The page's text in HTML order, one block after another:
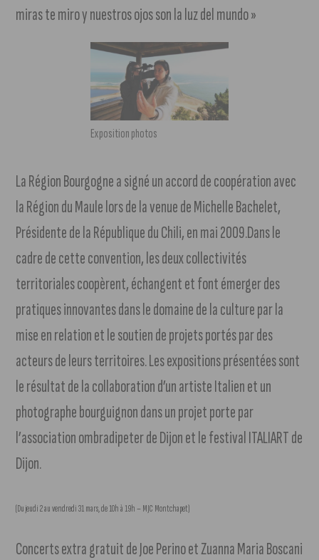
miras te miro y nuestros ojos son la luz del mundo »
Exposition photos
La Région Bourgogne a signé un accord de coopération avec
la Région du Maule lors de la venue de Michelle Bachelet,
Présidente de la République du Chili, en mai 2009.Dans le
cadre de cette convention, les deux collectivités
territoriales coopèrent, échangent et font émerger des
pratiques innovantes dans le domaine de la culture par la
mise en relation et le soutien de projets portés par des
acteurs de leurs territoires. Les expositions présentées sont
le résultat de la collaboration d’un artiste Italien et un
photographe bourguignon dans un projet porte par
l’association ombradipeter de Dijon et le festival ITALIART de
Dijon.
(Du jeudi 2 au vendredi 31 mars, de 10h à 19h – MJC Montchapet)
Concerts extra gratuit de Joe Perino et Zuanna Maria Boscani